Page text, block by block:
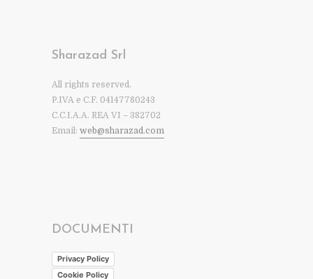
Sharazad Srl
All rights reserved.
P.IVA e C.F. 04147780243
C.C.I.A.A. REA VI – 382702
Email: web@sharazad.com
DOCUMENTI
Privacy Policy
Cookie Policy